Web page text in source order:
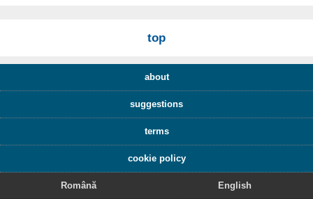
top
about
suggestions
terms
cookie policy
Română English